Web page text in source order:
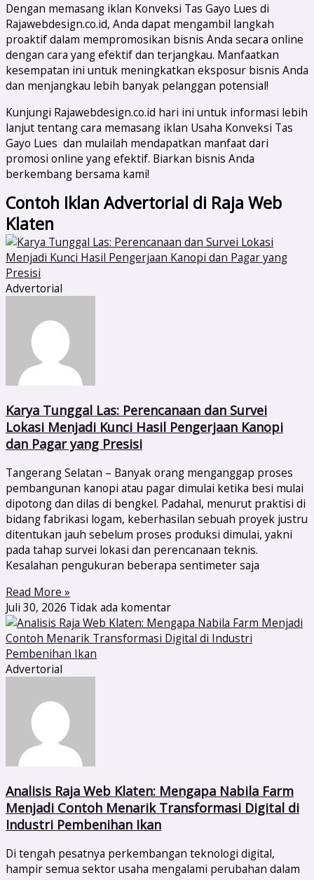
Dengan memasang iklan Konveksi Tas Gayo Lues di
Rajawebdesign.co.id, Anda dapat mengambil langkah
proaktif dalam mempromosikan bisnis Anda secara online
dengan cara yang efektif dan terjangkau. Manfaatkan
kesempatan ini untuk meningkatkan eksposur bisnis Anda
dan menjangkau lebih banyak pelanggan potensial!
Kunjungi Rajawebdesign.co.id hari ini untuk informasi lebih
lanjut tentang cara memasang iklan Usaha Konveksi Tas
Gayo Lues dan mulailah mendapatkan manfaat dari
promosi online yang efektif. Biarkan bisnis Anda
berkembang bersama kami!
Contoh Iklan Advertorial di Raja Web
Klaten
Advertorial
Karya Tunggal Las: Perencanaan dan Survei
Lokasi Menjadi Kunci Hasil Pengerjaan Kanopi
dan Pagar yang Presisi
Tangerang Selatan – Banyak orang menganggap proses
pembangunan kanopi atau pagar dimulai ketika besi mulai
dipotong dan dilas di bengkel. Padahal, menurut praktisi di
bidang fabrikasi logam, keberhasilan sebuah proyek justru
ditentukan jauh sebelum proses produksi dimulai, yakni
pada tahap survei lokasi dan perencanaan teknis.
Kesalahan pengukuran beberapa sentimeter saja
Read More »
Juli 30, 2026 Tidak ada komentar
Advertorial
Analisis Raja Web Klaten: Mengapa Nabila Farm
Menjadi Contoh Menarik Transformasi Digital di
Industri Pembenihan Ikan
Di tengah pesatnya perkembangan teknologi digital,
hampir semua sektor usaha mengalami perubahan dalam